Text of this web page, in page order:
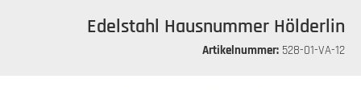
Edelstahl Hausnummer Hölderlin
Artikelnummer: 528-01-VA-12